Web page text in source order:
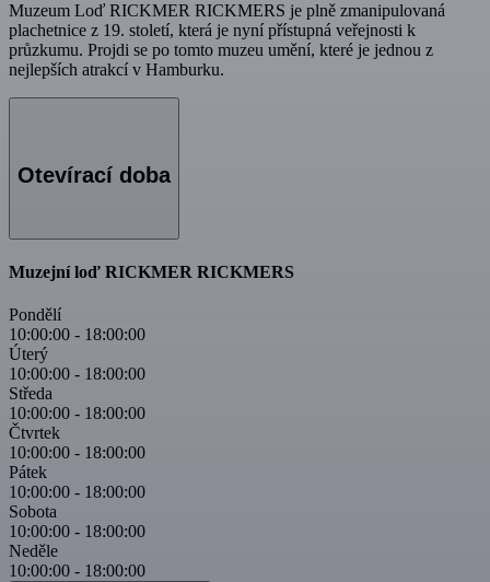
Muzeum Loď RICKMER RICKMERS je plně zmanipulovaná
plachetnice z 19. století, která je nyní přístupná veřejnosti k
průzkumu. Projdi se po tomto muzeu umění, které je jednou z
nejlepších atrakcí v Hamburku.
Otevírací doba
Muzejní loď RICKMER RICKMERS
Pondělí
10:00:00 - 18:00:00
Úterý
10:00:00 - 18:00:00
Středa
10:00:00 - 18:00:00
Čtvrtek
10:00:00 - 18:00:00
Pátek
10:00:00 - 18:00:00
Sobota
10:00:00 - 18:00:00
Neděle
10:00:00 - 18:00:00